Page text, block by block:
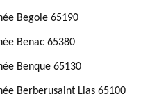
Begole 65190
Benac 65380
Benque 65130
Berberusaint Lias 65100